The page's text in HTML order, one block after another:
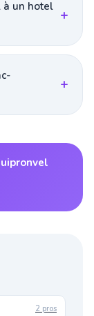
à un hotel
2 pros